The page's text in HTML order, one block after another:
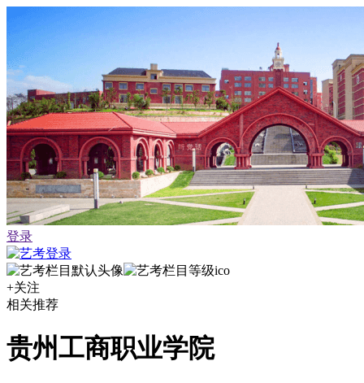
登录
+关注
相关推荐
贵州工商职业学院